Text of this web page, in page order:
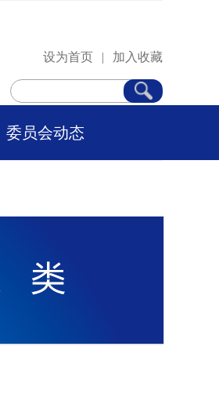
设为首页 | 加入收藏
委员会动态